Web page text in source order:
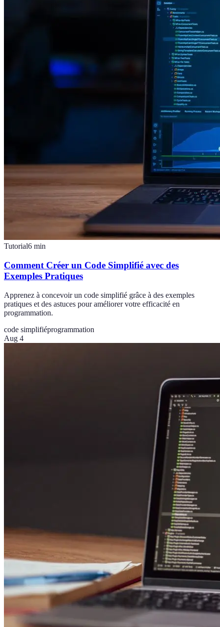
Tutorial6 min
Comment Créer un Code Simplifié avec des
Exemples Pratiques
Apprenez à concevoir un code simplifié grâce à des exemples
pratiques et des astuces pour améliorer votre efficacité en
programmation.
code simplifiéprogrammation
Aug 4